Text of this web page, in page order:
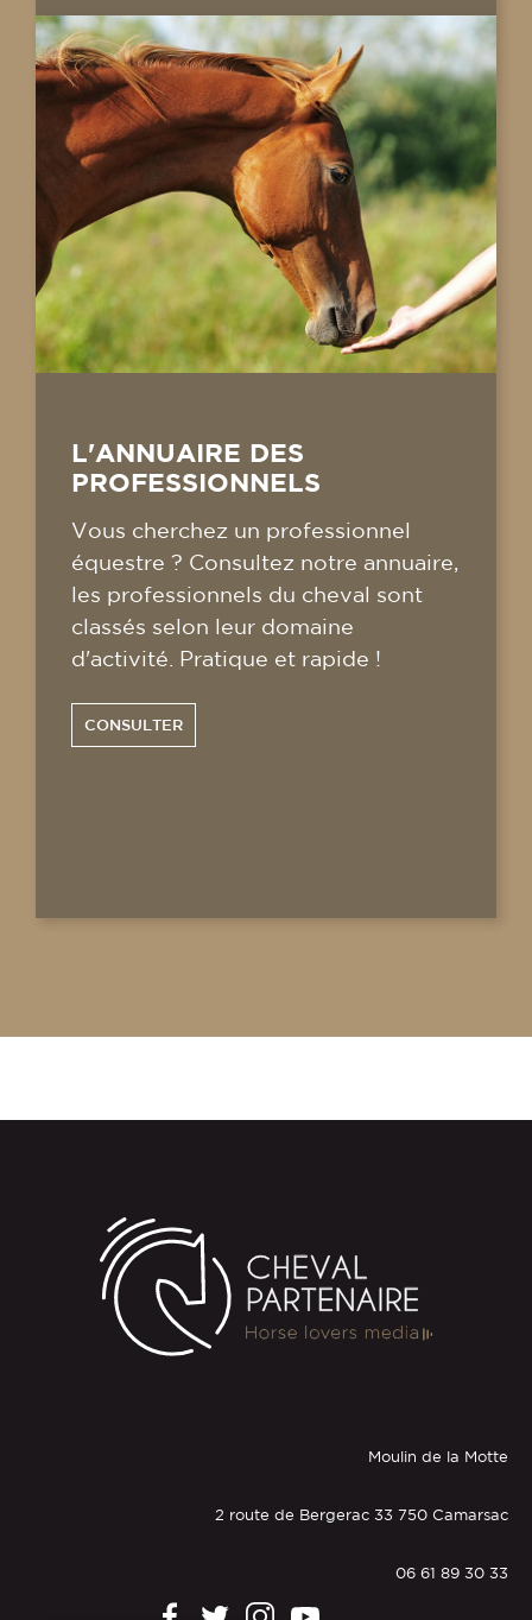
L'ANNUAIRE DES
PROFESSIONNELS
Vous cherchez un professionnel
équestre ? Consultez notre annuaire,
les professionnels du cheval sont
classés selon leur domaine
d'activité. Pratique et rapide !
CONSULTER
Moulin de la Motte
2 route de Bergerac 33 750 Camarsac
06 61 89 30 33